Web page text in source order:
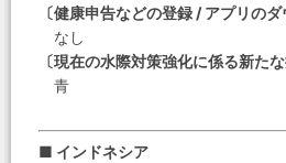
〔健康申告などの登録 / アプリのダ
なし
〔現在の水際対策強化に係る新た
青
■ インドネシア